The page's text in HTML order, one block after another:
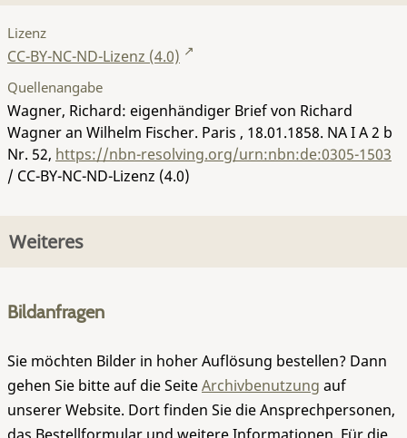
Lizenz
CC-BY-NC-ND-Lizenz (4.0)
Quellenangabe
Wagner, Richard: eigenhändiger Brief von Richard
Wagner an Wilhelm Fischer. Paris , 18.01.1858. NA I A 2 b
Nr. 52, https://nbn-resolving.org/urn:nbn:de:0305-1503
/ CC-BY-NC-ND-Lizenz (4.0)
Weiteres
Bildanfragen
Sie möchten Bilder in hoher Auflösung bestellen? Dann
gehen Sie bitte auf die SeiteArchivbenutzung auf
unserer Website. Dort finden Sie die Ansprechpersonen,